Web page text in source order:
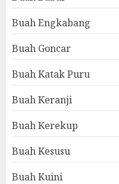
Buah Engkabang
Buah Goncar
Buah Katak Puru
Buah Keranji
Buah Kerekup
Buah Kesusu
Buah Kuini